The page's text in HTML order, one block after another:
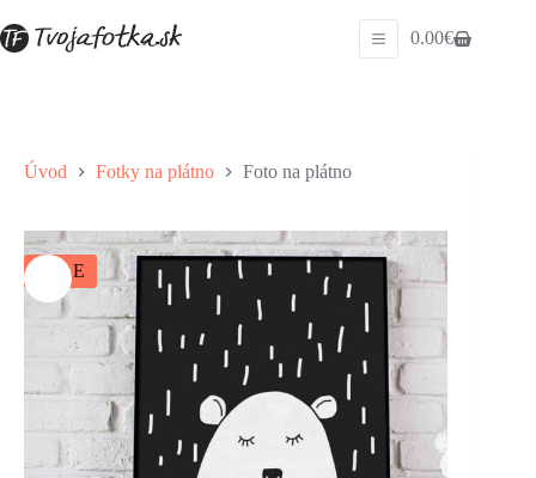
0.00€
Úvod Fotky na plátno Foto na plátno
SALE